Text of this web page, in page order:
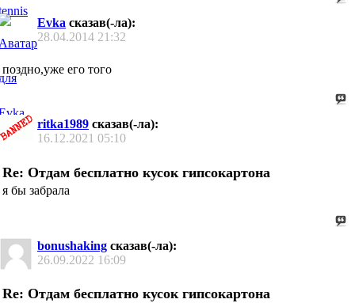
Evka сказав(-ла):
28.04.2014 21:32
поздно,уже его того
ritka1989 сказав(-ла):
16.12.2021 05:10
Re: Отдам бесплатно кусок гипсокартона
я бы забрала
bonushaking сказав(-ла):
26.09.2022 16:09
Re: Отдам бесплатно кусок гипсокартона